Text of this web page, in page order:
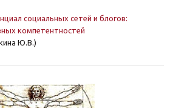
социальных сетей и блогов:
компетентностей
Ю.В.)